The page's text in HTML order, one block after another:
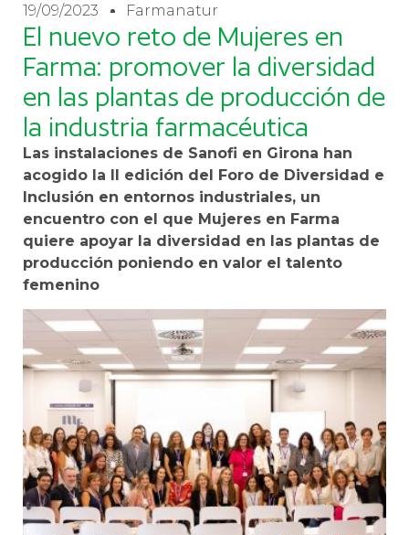
19/09/2023 Farmanatur
El nuevo reto de Mujeres en
Farma: promover la diversidad
en las plantas de producción de
la industria farmacéutica
Las instalaciones de Sanofi en Girona han
acogido la II edición del Foro de Diversidad e
Inclusión en entornos industriales, un
encuentro con el que Mujeres en Farma
quiere apoyar la diversidad en las plantas de
producción poniendo en valor el talento
femenino